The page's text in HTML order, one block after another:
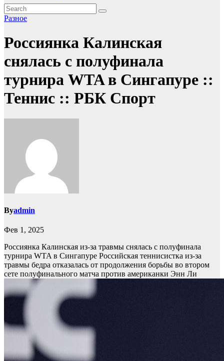
Разное
Россиянка Калинская
снялась с полуфинала
турнира WTA в Сингапуре ::
Теннис :: РБК Спорт
Byadmin
Фев 1, 2025
Россиянка Калинская из-за травмы снялась с полуфинала
турнира WTA в Сингапуре Российская теннисистка из-за
травмы бедра отказалась от продолжения борьбы во втором
сете полуфинального матча против американки Энн Ли